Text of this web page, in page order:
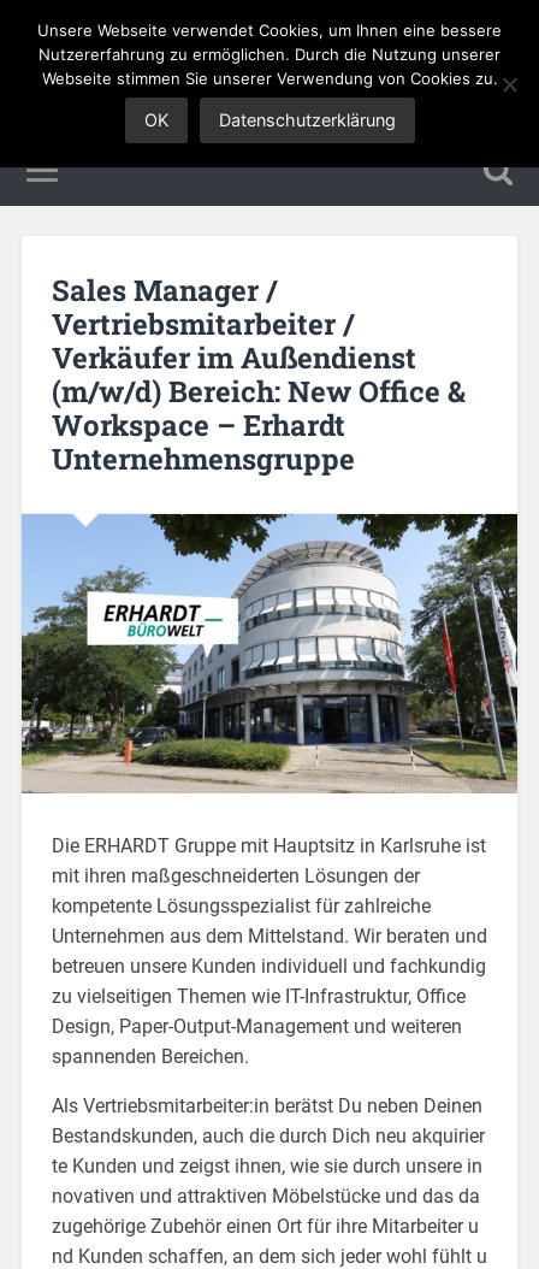
Sales Jobs
Sales Manager /
Vertriebsmitarbeiter /
Verkäufer im Außendienst
(m/w/d) Bereich: New Office &
Workspace – Erhardt
Unternehmensgruppe
Die ERHARDT Gruppe mit Hauptsitz in Karlsruhe ist
mit ihren maßgeschneiderten Lösungen der
kompetente Lösungsspezialist für zahlreiche
Unternehmen aus dem Mittelstand. Wir beraten und
betreuen unsere Kunden individuell und fachkundig
zu vielseitigen Themen wie IT-Infrastruktur, Office
Design, Paper-Output-Management und weiteren
spannenden Bereichen.
Als Vertriebsmitarbeiter:in berätst Du neben Deinen
Bestandskunden, auch die durch Dich neu akquirier
te Kunden und zeigst ihnen, wie sie durch unsere in
novativen und attraktiven Möbelstücke und das da
zugehörige Zubehör einen Ort für ihre Mitarbeiter u
nd Kunden schaffen, an dem sich jeder wohl fühlt u
Unsere Webseite verwendet Cookies, um Ihnen eine bessere
Nutzererfahrung zu ermöglichen. Durch die Nutzung unserer
Webseite stimmen Sie unserer Verwendung von Cookies zu.
OK Datenschutzerklärung